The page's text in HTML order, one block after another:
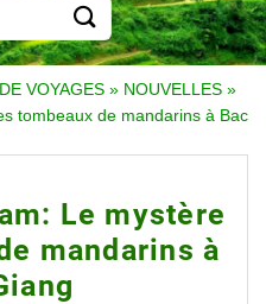
VOYAGES » NOUVELLES »
tombeaux de mandarins à Bac
Le mystère
mandarins à